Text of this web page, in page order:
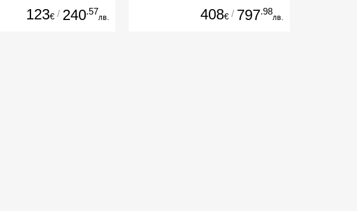
123€ / 240.57
лв. 408€ / 797.98
лв.